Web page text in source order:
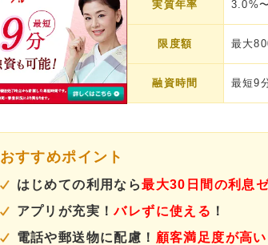
実質年率 3.0%
限度額 最大
融資時間 最短9
おすすめポイント
はじめての利用なら最大30日間の利息
アプリが充実！バレずに使える ！
電話や郵送物に配慮！ 顧客満足度が高い